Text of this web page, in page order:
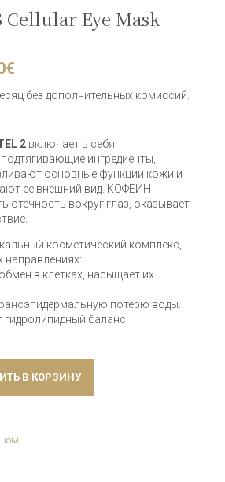
Cellular Eye Mask
€Current
is:без дополнительных комиссий.
2включает в себя
ингредиенты,
основные функции кожи и
ее внешний вид. КОФЕИН
отечность вокруг глаз, оказывает
косметический комплекс,
направлениях:
в клетках, насыщает их
потерю воды.
баланс.
В КОРЗИНУ